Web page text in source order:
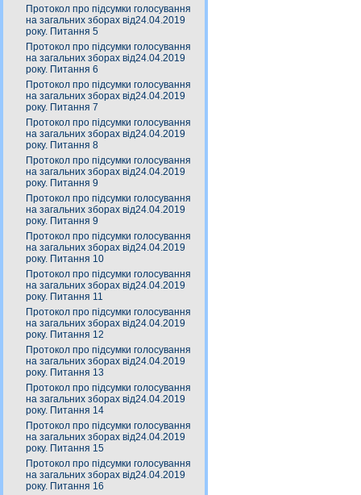
Протокол про підсумки голосування
на загальних зборах від24.04.2019
року. Питання 5
Протокол про підсумки голосування
на загальних зборах від24.04.2019
року. Питання 6
Протокол про підсумки голосування
на загальних зборах від24.04.2019
року. Питання 7
Протокол про підсумки голосування
на загальних зборах від24.04.2019
року. Питання 8
Протокол про підсумки голосування
на загальних зборах від24.04.2019
року. Питання 9
Протокол про підсумки голосування
на загальних зборах від24.04.2019
року. Питання 9
Протокол про підсумки голосування
на загальних зборах від24.04.2019
року. Питання 10
Протокол про підсумки голосування
на загальних зборах від24.04.2019
року. Питання 11
Протокол про підсумки голосування
на загальних зборах від24.04.2019
року. Питання 12
Протокол про підсумки голосування
на загальних зборах від24.04.2019
року. Питання 13
Протокол про підсумки голосування
на загальних зборах від24.04.2019
року. Питання 14
Протокол про підсумки голосування
на загальних зборах від24.04.2019
року. Питання 15
Протокол про підсумки голосування
на загальних зборах від24.04.2019
року. Питання 16